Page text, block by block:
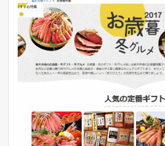
ジ
に
つ
い
て
1.2
A
o
n
の